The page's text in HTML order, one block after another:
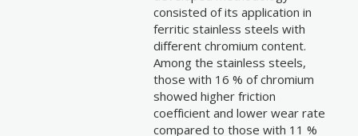
consisted of its application in
ferritic stainless steels with
different chromium content.
Among the stainless steels,
those with 16 % of chromium
showed higher friction
coefficient and lower wear rate
compared to those with 11 %